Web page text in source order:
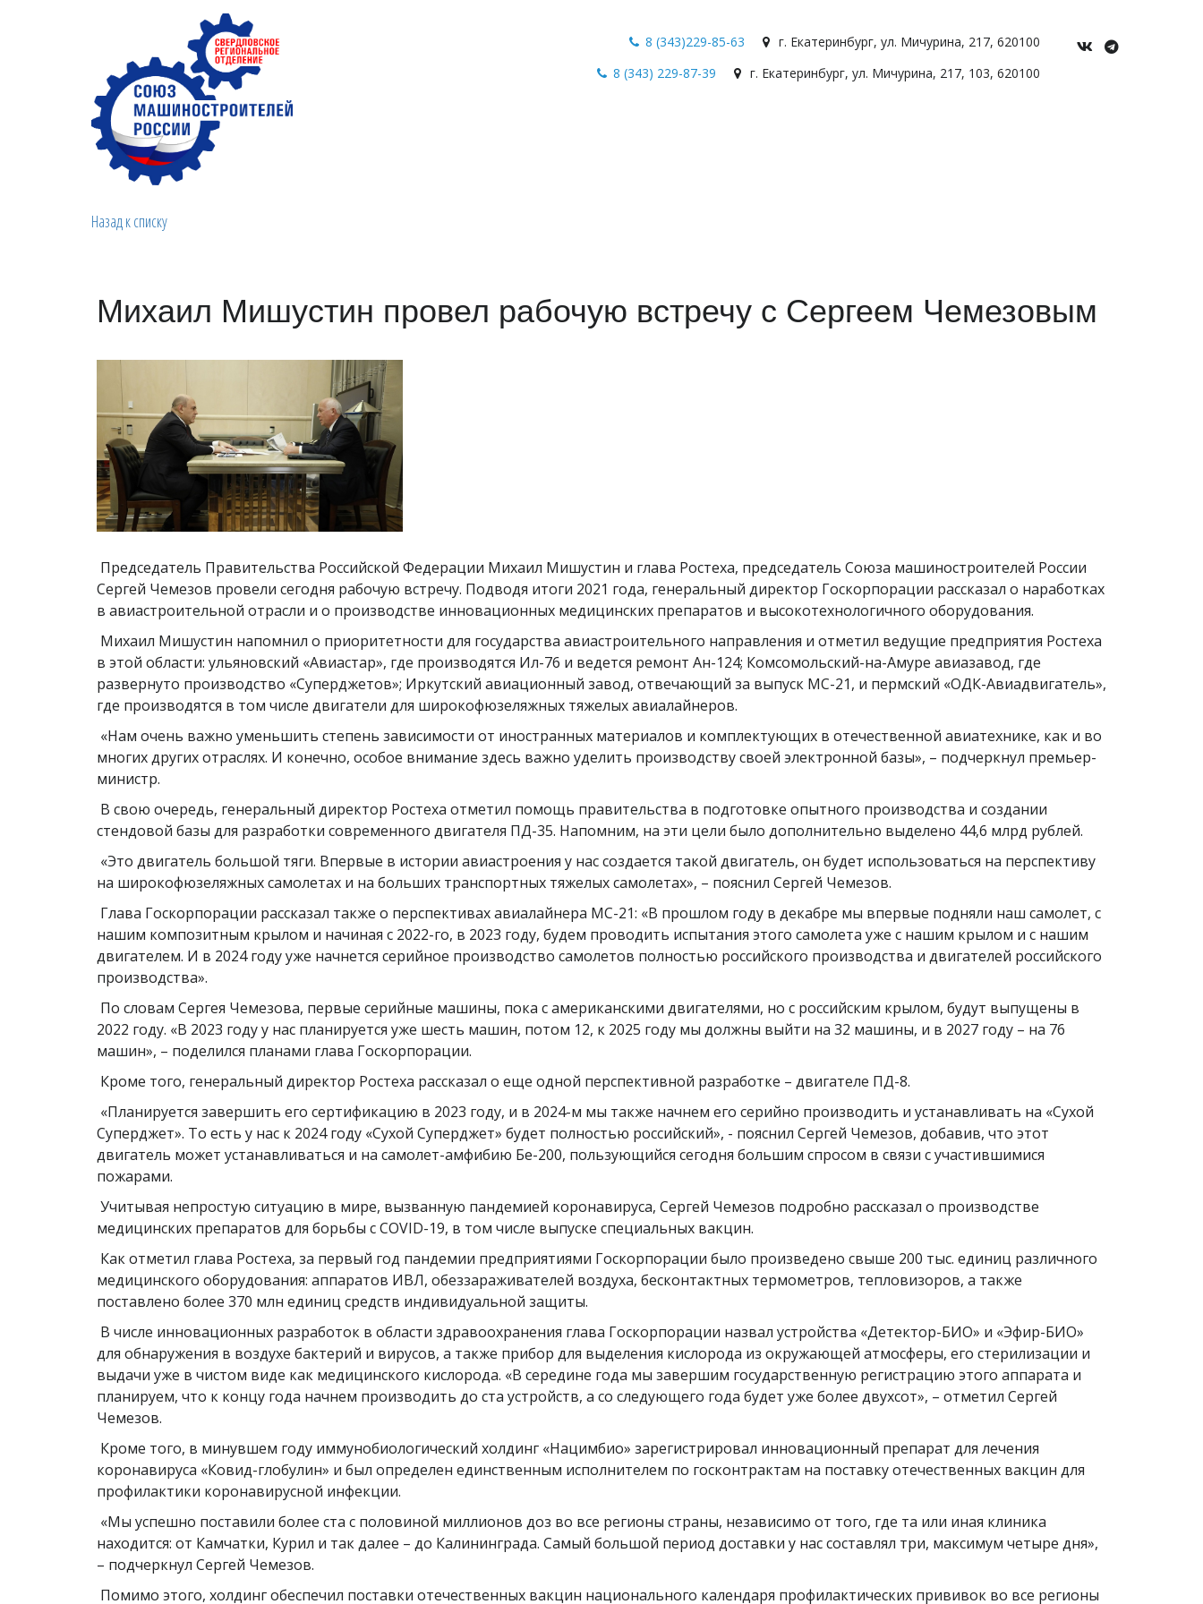
г. Екатеринбург, ул. Мичурина, 217, 620100
8 (343)229-85-63
г. Екатеринбург, ул. Мичурина, 217, 103, 620100
8 (343) 229-87-39
Назад к списку
Михаил Мишустин провел рабочую встречу с Сергеем Чемезовым
Председатель Правительства Российской Федерации Михаил Мишустин и глава Ростеха, председатель Союза машиностроителей России
Сергей Чемезов провели сегодня рабочую встречу. Подводя итоги 2021 года, генеральный директор Госкорпорации рассказал о наработках
в авиастроительной отрасли и о производстве инновационных медицинских препаратов и высокотехнологичного оборудования.
Михаил Мишустин напомнил о приоритетности для государства авиастроительного направления и отметил ведущие предприятия Ростеха
в этой области: ульяновский «Авиастар», где производятся Ил-76 и ведется ремонт Ан-124; Комсомольский-на-Амуре авиазавод, где
развернуто производство «Суперджетов»; Иркутский авиационный завод, отвечающий за выпуск МС-21, и пермский «ОДК-Авиадвигатель»,
где производятся в том числе двигатели для широкофюзеляжных тяжелых авиалайнеров.
«Нам очень важно уменьшить степень зависимости от иностранных материалов и комплектующих в отечественной авиатехнике, как и во
многих других отраслях. И конечно, особое внимание здесь важно уделить производству своей электронной базы», – подчеркнул премьер-
министр.
В свою очередь, генеральный директор Ростеха отметил помощь правительства в подготовке опытного производства и создании
стендовой базы для разработки современного двигателя ПД-35. Напомним, на эти цели было дополнительно выделено 44,6 млрд рублей.
«Это двигатель большой тяги. Впервые в истории авиастроения у нас создается такой двигатель, он будет использоваться на перспективу
на широкофюзеляжных самолетах и на больших транспортных тяжелых самолетах», – пояснил Сергей Чемезов.
Глава Госкорпорации рассказал также о перспективах авиалайнера МС-21: «В прошлом году в декабре мы впервые подняли наш самолет, с
нашим композитным крылом и начиная с 2022-го, в 2023 году, будем проводить испытания этого самолета уже с нашим крылом и с нашим
двигателем. И в 2024 году уже начнется серийное производство самолетов полностью российского производства и двигателей российского
производства».
По словам Сергея Чемезова, первые серийные машины, пока с американскими двигателями, но с российским крылом, будут выпущены в
2022 году. «В 2023 году у нас планируется уже шесть машин, потом 12, к 2025 году мы должны выйти на 32 машины, и в 2027 году – на 76
машин», – поделился планами глава Госкорпорации.
Кроме того, генеральный директор Ростеха рассказал о еще одной перспективной разработке – двигателе ПД-8.
«Планируется завершить его сертификацию в 2023 году, и в 2024-м мы также начнем его серийно производить и устанавливать на «Сухой
Суперджет». То есть у нас к 2024 году «Сухой Суперджет» будет полностью российский», - пояснил Сергей Чемезов, добавив, что этот
двигатель может устанавливаться и на самолет-амфибию Бе-200, пользующийся сегодня большим спросом в связи с участившимися
пожарами.
Учитывая непростую ситуацию в мире, вызванную пандемией коронавируса, Сергей Чемезов подробно рассказал о производстве
медицинских препаратов для борьбы с COVID-19, в том числе выпуске специальных вакцин.
Как отметил глава Ростеха, за первый год пандемии предприятиями Госкорпорации было произведено свыше 200 тыс. единиц различного
медицинского оборудования: аппаратов ИВЛ, обеззараживателей воздуха, бесконтактных термометров, тепловизоров, а также
поставлено более 370 млн единиц средств индивидуальной защиты.
В числе инновационных разработок в области здравоохранения глава Госкорпорации назвал устройства «Детектор-БИО» и «Эфир-БИО»
для обнаружения в воздухе бактерий и вирусов, а также прибор для выделения кислорода из окружающей атмосферы, его стерилизации и
выдачи уже в чистом виде как медицинского кислорода. «В середине года мы завершим государственную регистрацию этого аппарата и
планируем, что к концу года начнем производить до ста устройств, а со следующего года будет уже более двухсот», – отметил Сергей
Чемезов.
Кроме того, в минувшем году иммунобиологический холдинг «Нацимбио» зарегистрировал инновационный препарат для лечения
коронавируса «Ковид-глобулин» и был определен единственным исполнителем по госконтрактам на поставку отечественных вакцин для
профилактики коронавирусной инфекции.
«Мы успешно поставили более ста с половиной миллионов доз во все регионы страны, независимо от того, где та или иная клиника
находится: от Камчатки, Курил и так далее – до Калининграда. Самый большой период доставки у нас составлял три, максимум четыре дня»,
– подчеркнул Сергей Чемезов.
Помимо этого, холдинг обеспечил поставки отечественных вакцин национального календаря профилактических прививок во все регионы